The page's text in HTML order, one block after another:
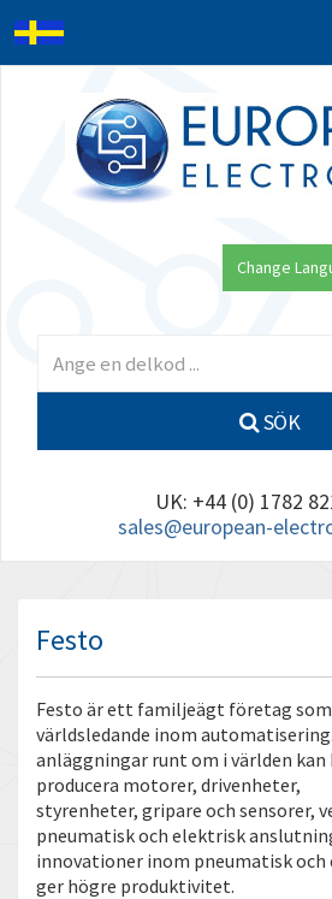
Change
SÖK
UK: +44 (0) 1782
sales@european-
Festo
Festo är ett familjeägt företag
världsledande inom
anläggningar runt om i världen kan
producera motorer, drivenheter,
styrenheter, gripare och sensorer,
pneumatisk och elektrisk
innovationer inom pneumatisk
ger högre produktivitet.